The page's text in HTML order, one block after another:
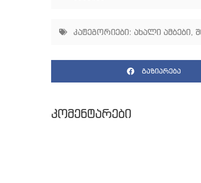
კატეგორიები: ახალი ამბები,
გაზიარება
კომენტარები